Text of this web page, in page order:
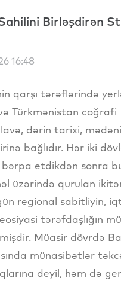
Birləşdirən
16:48
qarşı tərəflərində
Türkmənistan coğrafi
dərin tarixi,
bağlıdır. Hər iki
etdikdən sonra
üzərində qurulan
regional sabitliyin,
tərəfdaşlığın
Müasir dövrdə
münasibətlər
deyil, həm də